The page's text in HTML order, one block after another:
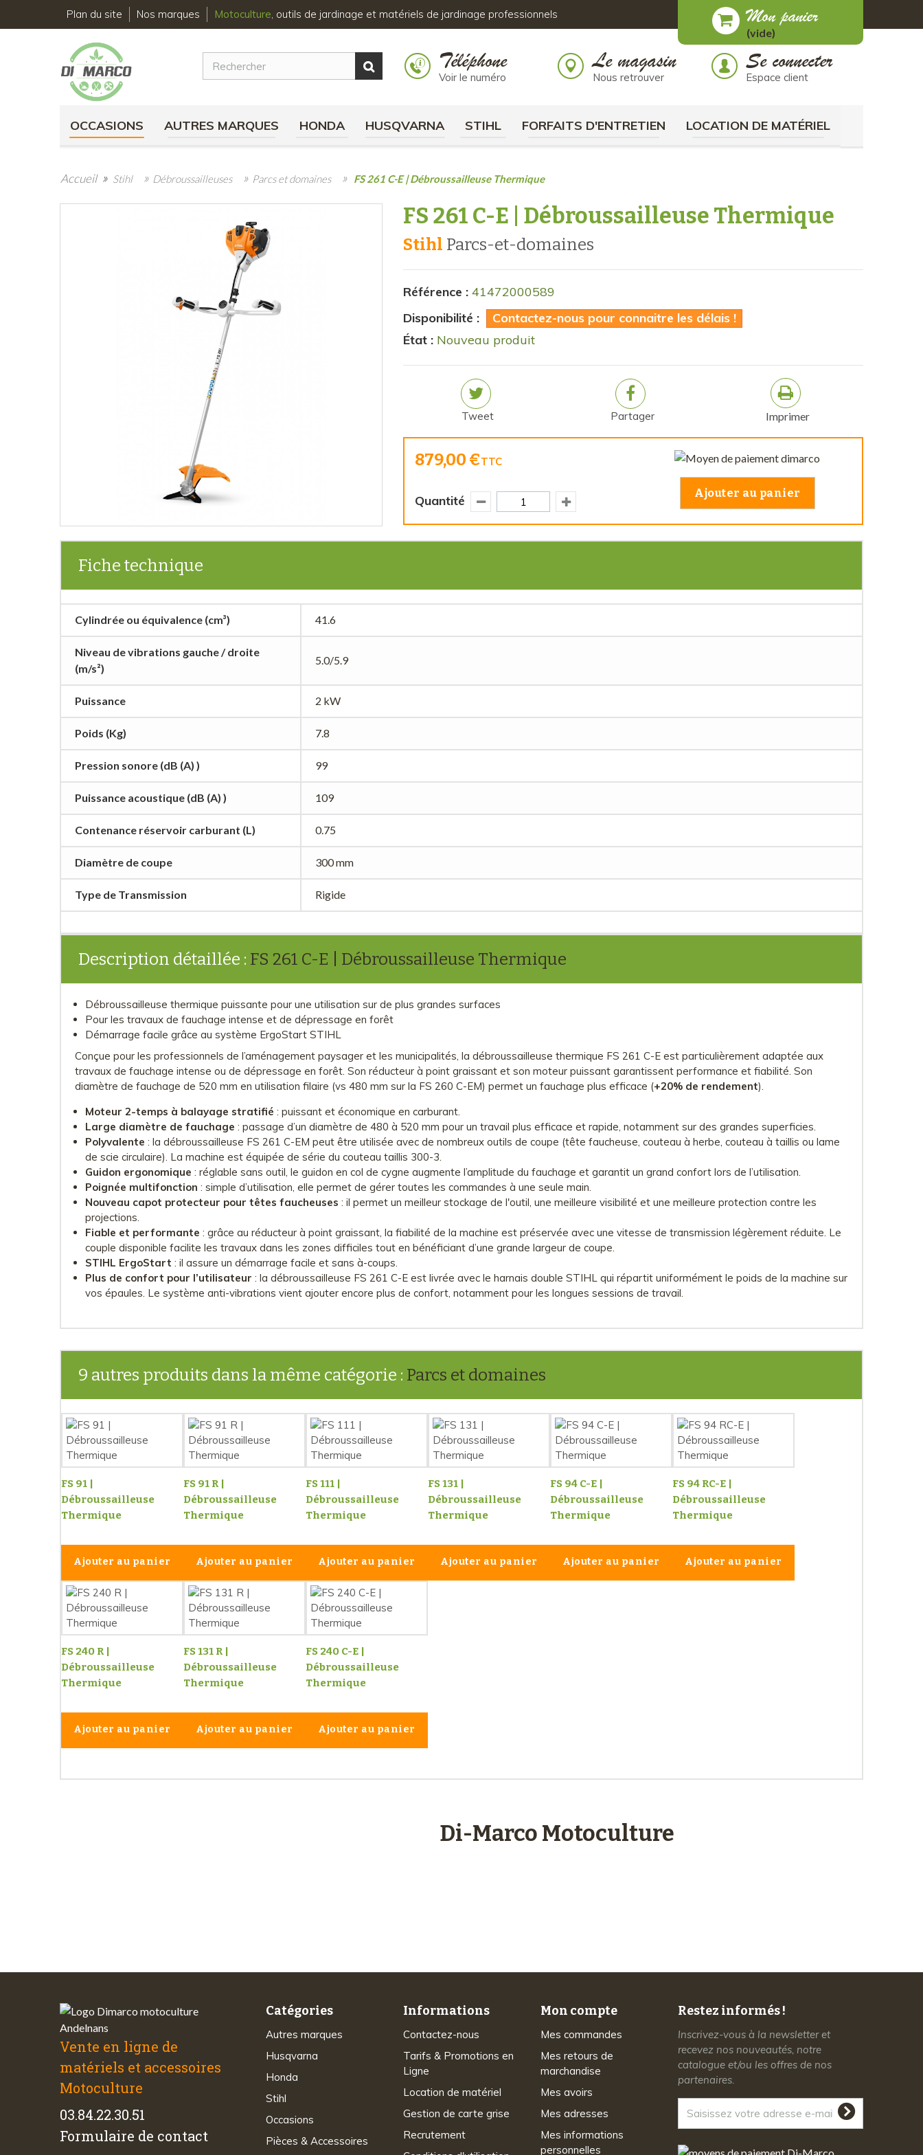
Mon panier
(vide)
Plan du site Nos marques Motoculture, outils de jardinage et matériels de jardinage professionnels
Téléphone
Voir le numéro
Le magasin
Nous retrouver
Se connecter
Espace client
OCCASIONS AUTRES MARQUES HONDA HUSQVARNA STIHL FORFAITS D'ENTRETIEN LOCATION DE MATÉRIEL
Accueil » Stihl » Débroussailleuses » Parcs et domaines » FS 261 C-E | Débroussailleuse Thermique
FS 261 C-E | Débroussailleuse Thermique
Stihl parcs-et-domaines
Référence : 41472000589
Disponibilité :
Contactez-nous pour connaitre les délais !
État : Nouveau produit
Tweet Partager Imprimer
879,00 €TTC
Quantité Ajouter au panier
Fiche technique
Cylindrée ou équivalence (cm³) 41.6
Niveau de vibrations gauche / droite
(m/s²)
5.0/5.9
Puissance 2 kW
Poids (Kg) 7.8
Pression sonore (dB (A) ) 99
Puissance acoustique (dB (A) ) 109
Contenance réservoir carburant (L) 0.75
Diamètre de coupe 300 mm
Type de Transmission Rigide
Description détaillée : FS 261 C-E | Débroussailleuse Thermique
Débroussailleuse thermique puissante pour une utilisation sur de plus grandes surfaces
Pour les travaux de fauchage intense et de dépressage en forêt
Démarrage facile grâce au système ErgoStart STIHL
Conçue pour les professionnels de l’aménagement paysager et les municipalités, la débroussailleuse thermique FS 261 C-E est particulièrement adaptée aux
travaux de fauchage intense ou de dépressage en forêt. Son réducteur à point graissant et son moteur puissant garantissent performance et fiabilité. Son
diamètre de fauchage de 520 mm en utilisation filaire (vs 480 mm sur la FS 260 C-EM) permet un fauchage plus efficace (+20% de rendement).
Moteur 2-temps à balayage stratifié : puissant et économique en carburant.
Large diamètre de fauchage : passage d’un diamètre de 480 à 520 mm pour un travail plus efficace et rapide, notamment sur des grandes superficies.
Polyvalente : la débroussailleuse FS 261 C-EM peut être utilisée avec de nombreux outils de coupe (tête faucheuse, couteau à herbe, couteau à taillis ou lame
de scie circulaire). La machine est équipée de série du couteau taillis 300-3.
Guidon ergonomique : réglable sans outil, le guidon en col de cygne augmente l’amplitude du fauchage et garantit un grand confort lors de l’utilisation.
Poignée multifonction : simple d’utilisation, elle permet de gérer toutes les commandes à une seule main.
Nouveau capot protecteur pour têtes faucheuses : il permet un meilleur stockage de l'outil, une meilleure visibilité et une meilleure protection contre les
projections.
Fiable et performante : grâce au réducteur à point graissant, la fiabilité de la machine est préservée avec une vitesse de transmission légèrement réduite. Le
couple disponible facilite les travaux dans les zones difficiles tout en bénéficiant d’une grande largeur de coupe.
STIHL ErgoStart : il assure un démarrage facile et sans à-coups.
Plus de confort pour l’utilisateur : la débroussailleuse FS 261 C-E est livrée avec le harnais double STIHL qui répartit uniformément le poids de la machine sur
vos épaules. Le système anti-vibrations vient ajouter encore plus de confort, notamment pour les longues sessions de travail.
9 autres produits dans la même catégorie : Parcs et domaines
FS 91 |
Débroussailleuse
Thermique
Ajouter au panier
FS 91 R |
Débroussailleuse
Thermique
Ajouter au panier
FS 111 |
Débroussailleuse
Thermique
Ajouter au panier
FS 131 |
Débroussailleuse
Thermique
Ajouter au panier
FS 94 C-E |
Débroussailleuse
Thermique
Ajouter au panier
FS 94 RC-E |
Débroussailleuse
Thermique
Ajouter au panier
FS 240 R |
Débroussailleuse
Thermique
Ajouter au panier
FS 131 R |
Débroussailleuse
Thermique
Ajouter au panier
FS 240 C-E |
Débroussailleuse
Thermique
Ajouter au panier
Di-Marco Motoculture
Vente en ligne de
matériels et accessoires
Motoculture
03.84.22.30.51
Formulaire de contact
Catégories
Autres marques
Husqvarna
Honda
Stihl
Occasions
Pièces & Accessoires
Informations
Contactez-nous
Tarifs & Promotions en
Ligne
Location de matériel
Gestion de carte grise
Recrutement
Mon compte
Mes commandes
Mes retours de
marchandise
Mes avoirs
Mes adresses
Mes informations
personnelles
Restez informés !
Inscrivez-vous à la newsletter et
recevez nos nouveautés, notre
catalogue et/ou les offres de nos
partenaires.